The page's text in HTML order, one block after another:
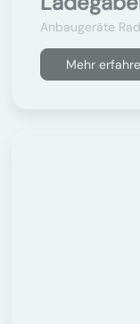
Anbaugeräte
Mehr